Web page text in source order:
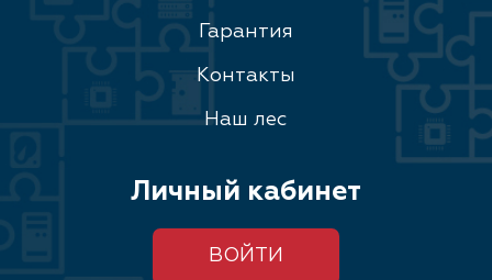
Гарантия
Контакты
Наш лес
Личный кабинет
ВОЙТИ